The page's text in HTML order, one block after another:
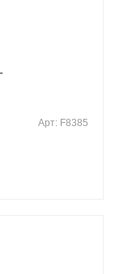
Арт: F8385